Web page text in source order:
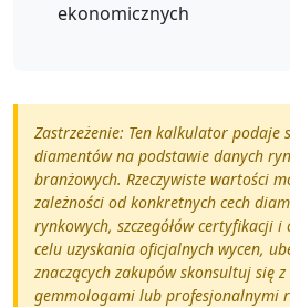
ekonomicznych
Zastrzeżenie: Ten kalkulator podaje
diamentów na podstawie danych
branżowych. Rzeczywiste wartości
zależności od konkretnych cech
rynkowych, szczegółów certyfikacji
celu uzyskania oficjalnych wycen,
znaczących zakupów skonsultuj się
gemmologami lub profesjonalnymi